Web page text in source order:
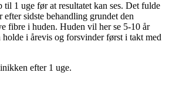
1 uge før at resultatet kan ses. Det fulde
efter sidste behandling grundet den
fibre i huden. Huden vil her se 5-10 år
holde i årevis og forsvinder først i takt med
efter 1 uge.